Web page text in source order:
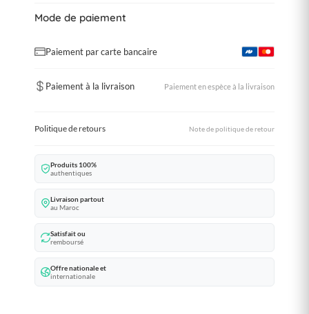
Mode de paiement
Paiement par carte bancaire
Paiement à la livraison Paiement en espèce à la livraison
Politique de retours Note de politique de retour
Produits 100%
authentiques
Livraison partout
au Maroc
Satisfait ou
remboursé
Offre nationale et
internationale